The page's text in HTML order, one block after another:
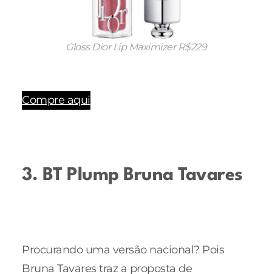
Gloss Dior Lip Maximizer R$229
Compre aqui
3. BT Plump Bruna Tavares
Procurando uma versão nacional? Pois
Bruna Tavares traz a proposta de